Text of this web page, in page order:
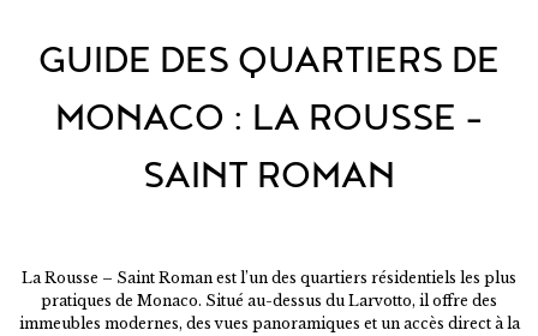
GUIDE DES QUARTIERS DE
MONACO : LA ROUSSE -
SAINT ROMAN
La Rousse – Saint Roman est l’un des quartiers résidentiels les plus
pratiques de Monaco. Situé au-dessus du Larvotto, il offre des
immeubles modernes, des vues panoramiques et un accès direct à la